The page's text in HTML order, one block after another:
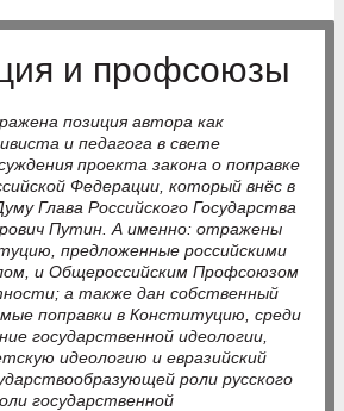
и профсоюзы
позиция автора как
и педагога в свете
проекта закона о поправке
Федерации, который внёс в
Глава Российского Государства
Путин. А именно: отражены
предложенные российскими
и Общероссийским Профсоюзом
а также дан собственный
поправки в Конституцию, среди
государственной идеологии,
идеологию и евразийский
роли русского
государственной